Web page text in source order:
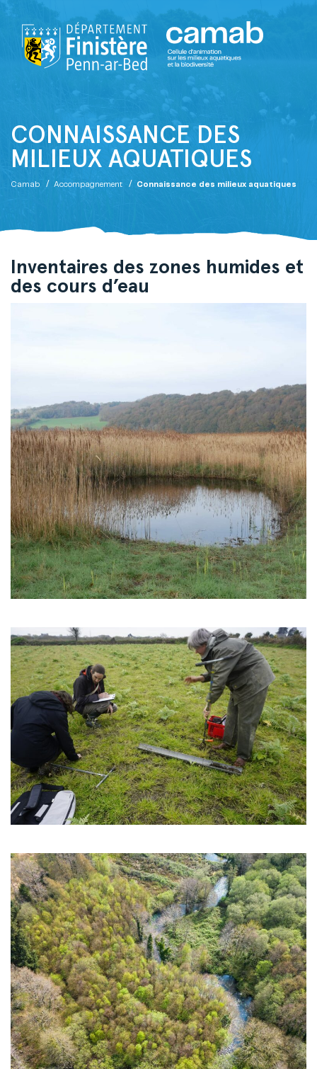
CONNAISSANCE DES
MILIEUX AQUATIQUES
Camab / Accompagnement / Connaissance des milieux aquatiques
Inventaires des zones humides et
des cours d’eau